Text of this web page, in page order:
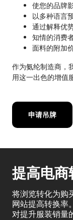
使您的品牌
以多种语言
通过解释优
知情的消费
面料的附加
作为氨纶制造商，
用这一出色的增值
申请吊牌
提高电商
将浏览转化为购
网站提高转换率
对提升服装销量